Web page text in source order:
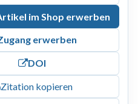
im Shop erwerben
erwerben
DOI
Zitation kopieren